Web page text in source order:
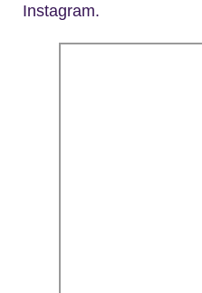
Instagram.